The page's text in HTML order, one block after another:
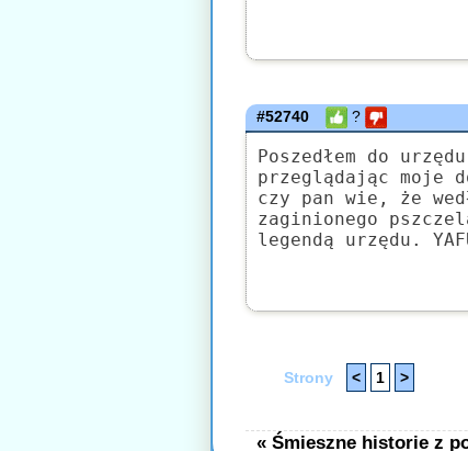
#52740 ?
Poszedłem do
przeglądając moje
czy pan wie, że
zaginionego
legendą urzędu.
Strony < 1 >
« Śmieszne historie z